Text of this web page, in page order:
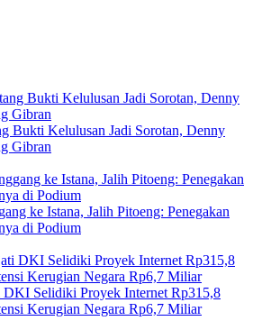
Bukti Kelulusan Jadi Sorotan, Denny
Gibran
ke Istana, Jalih Pitoeng: Penegakan
di Podium
Selidiki Proyek Internet Rp315,8
Kerugian Negara Rp6,7 Miliar